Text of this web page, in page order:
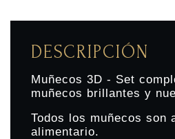
DESCRIPCIÓN
Muñecos 3D - Set
muñecos brillantes y
Todos los muñecos son
alimentario.